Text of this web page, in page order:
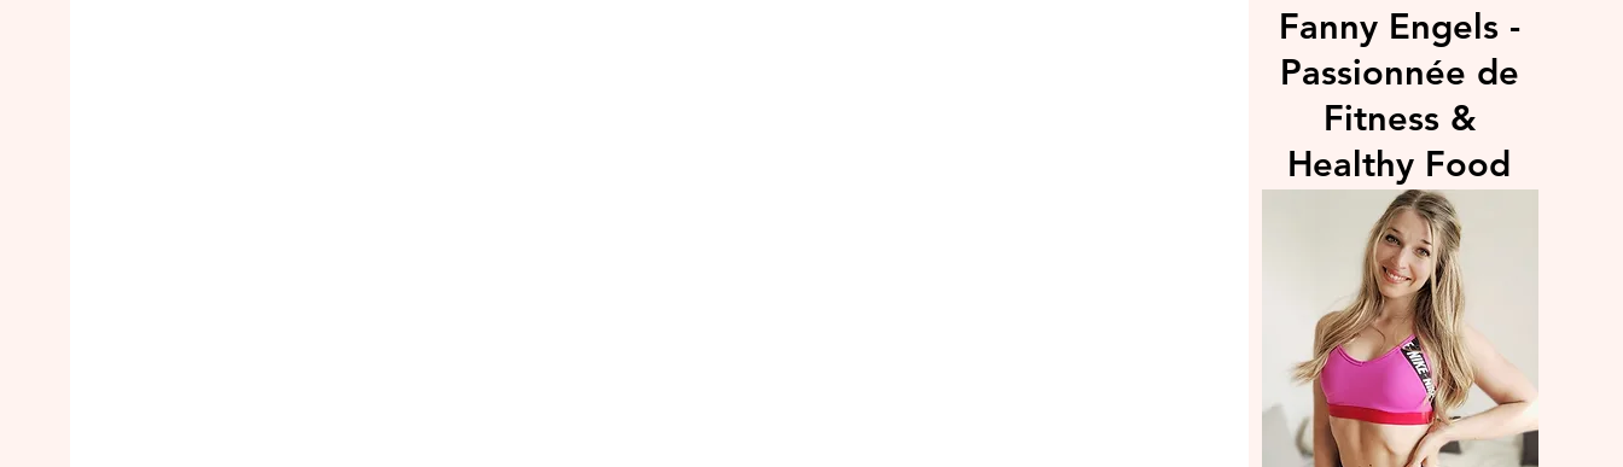
Fanny Engels -
Passionnée de
Fitness &
Healthy Food